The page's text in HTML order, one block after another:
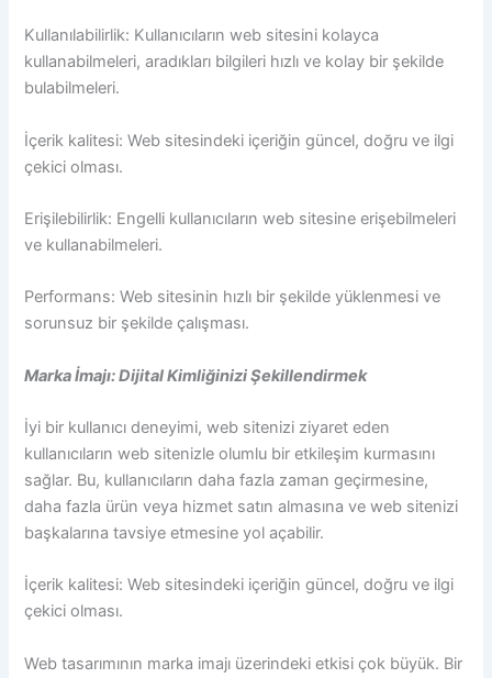
Kullanılabilirlik: Kullanıcıların web sitesini kolayca
kullanabilmeleri, aradıkları bilgileri hızlı ve kolay bir şekilde
bulabilmeleri.
İçerik kalitesi: Web sitesindeki içeriğin güncel, doğru ve ilgi
çekici olması.
Erişilebilirlik: Engelli kullanıcıların web sitesine erişebilmeleri
ve kullanabilmeleri.
Performans: Web sitesinin hızlı bir şekilde yüklenmesi ve
sorunsuz bir şekilde çalışması.
Marka İmajı: Dijital Kimliğinizi Şekillendirmek
İyi bir kullanıcı deneyimi, web sitenizi ziyaret eden
kullanıcıların web sitenizle olumlu bir etkileşim kurmasını
sağlar. Bu, kullanıcıların daha fazla zaman geçirmesine,
daha fazla ürün veya hizmet satın almasına ve web sitenizi
başkalarına tavsiye etmesine yol açabilir.
İçerik kalitesi: Web sitesindeki içeriğin güncel, doğru ve ilgi
çekici olması.
Web tasarımının marka imajı üzerindeki etkisi çok büyük. Bir